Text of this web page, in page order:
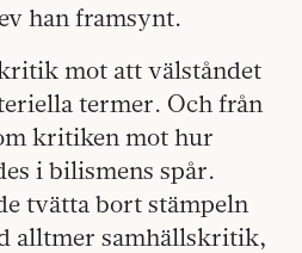
han framsynt.
mot att välståndet
termer. Och från
kritiken mot hur
i bilismens spår.
tvätta bort stämpeln
alltmer samhällskritik,